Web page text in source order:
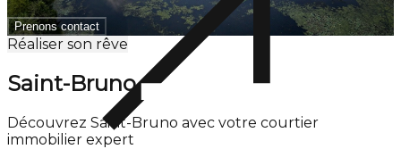
Prenons contact
Réaliser son rêve
Saint-Bruno
Découvrez Saint-Bruno avec votre courtier
immobilier expert